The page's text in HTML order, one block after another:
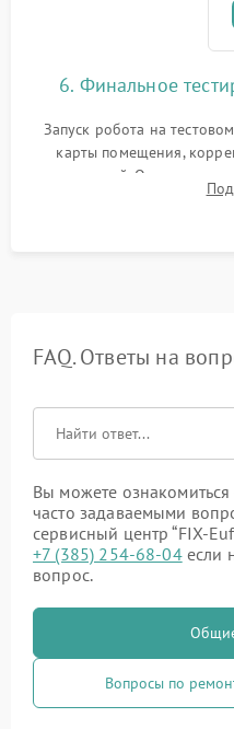
6. Финальное
Запуск робота на
карты помещения,
препятствий. Оценка
Тестирование
FAQ. Ответы на
Вы можете
часто задаваемыми
сервисный центр “FIX-
+7 (385) 254-68-04если
вопрос.
Вопросы по